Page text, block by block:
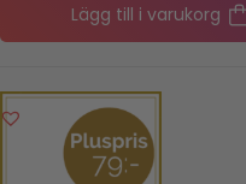
Lägg till i varukorg